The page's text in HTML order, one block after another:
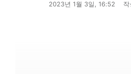
2023년 1월 3일, 16:52 작